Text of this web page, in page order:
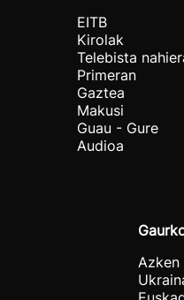
EITB
Kirolak
Telebista
Primeran
Gaztea
Makusi
Guau - Gure
Audioa
Azken